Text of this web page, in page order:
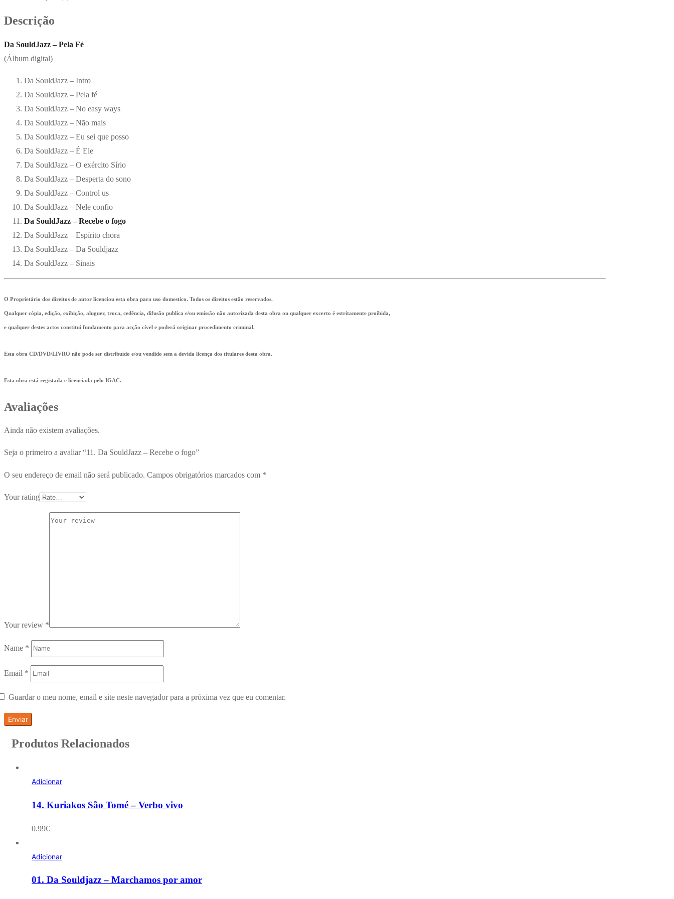
Descrição
Da SouldJazz – Pela Fé
(Álbum digital)
Da SouldJazz – Intro
Da SouldJazz – Pela fé
Da SouldJazz – No easy ways
Da SouldJazz – Não mais
Da SouldJazz – Eu sei que posso
Da SouldJazz – É Ele
Da SouldJazz – O exército Sírio
Da SouldJazz – Desperta do sono
Da SouldJazz – Control us
Da SouldJazz – Nele confio
Da SouldJazz – Recebe o fogo
Da SouldJazz – Espírito chora
Da SouldJazz – Da Souldjazz
Da SouldJazz – Sinais
O Proprietário dos direitos de autor licenciou esta obra para uso domestico. Todos os direitos estão reservados.
Qualquer cópia, edição, exibição, aluguer, troca, cedência, difusão publica e/ou emissão não autorizada desta obra ou qualquer excerto é estritamente proibida,
e qualquer destes actos constitui fundamento para acção cível e poderá originar procedimento criminal.
Esta obra CD/DVD/LIVRO não pode ser distribuído e/ou vendido sem a devida licença dos titulares desta obra.
Esta obra está registada e licenciada pelo IGAC.
Avaliações
Ainda não existem avaliações.
Seja o primeiro a avaliar “11. Da SouldJazz – Recebe o fogo”
O seu endereço de email não será publicado. Campos obrigatórios marcados com *
Your rating
Your review *
Name *
Email *
Guardar o meu nome, email e site neste navegador para a próxima vez que eu comentar.
Produtos Relacionados
Adicionar
14. Kuriakos São Tomé – Verbo vivo
0.99€
Adicionar
01. Da Souldjazz – Marchamos por amor